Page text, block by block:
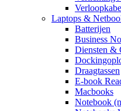
Laptops &
Batterijen
Business
Diensten &
Draagtassen
E-book
Macbooks
Notebook